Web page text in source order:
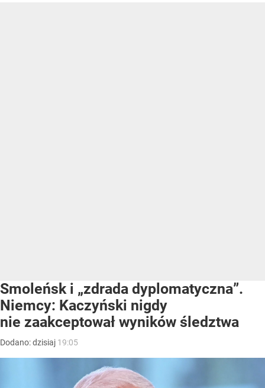
Smoleńsk i „zdrada dyplomatyczna”.
Niemcy: Kaczyński nigdy
nie zaakceptował wyników śledztwa
Dodano:dzisiaj 19:05